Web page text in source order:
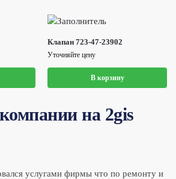
Клапан 723-47-23902
Уточняйте цену
В корзину
на 2gis
услугами фирмы что по ремонту и